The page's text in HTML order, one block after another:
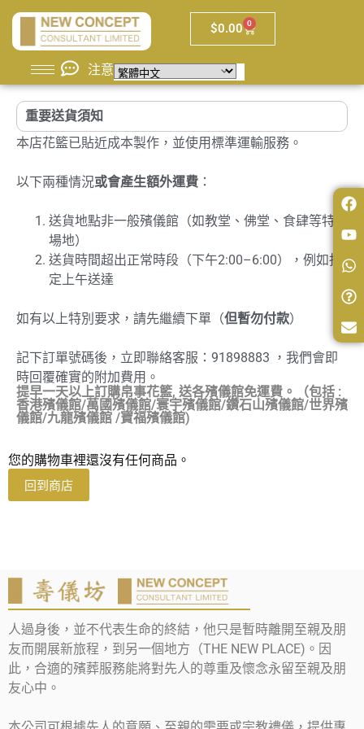
$0.00 0
注意
重要送貨須知
本店花籃已貼近成本製作，並使用標準運輸服務。
以下兩種情況或會產生額外運費 ：
送貨地點非一般殯儀館（如教堂、佛堂、食肆等特別
場地）
送貨時間超出正常時段（下午2:00–6:00），例如指
定上午送達
如有以上特別要求，請先繼續下單（但暫勿付款）
記下訂單號碼後，立即聯絡客服：91898883 ，我們會即
時回覆確實的附加費用。
提早一天以上訂購帛事花籃, 送各殯儀館免運費。（包括 :
香港殯儀館/萬國殯儀館/寰宇殯儀館/鑽石山殯儀館/世界殯
儀館/九龍殯儀館 /寶福殯儀館)
您的購物車裡還沒有任何商品。
回到商店
人過身後，並不代表生命的終結，他只是暫時離開至親及朋
友而開展新旅程，到另一個地方（THE NEW PLACE)。因
此，合適的殯葬服務能將對先人的尊重及懷念永留至親及朋
友心中。